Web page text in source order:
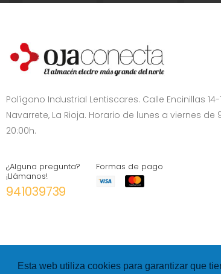
Esta web utiliza cookies para garantizar que
Polígono Industrial Lentiscares. Calle Encinillas 14-
Navarrete, La Rioja. Horario de lunes a viernes de
20:00h.
¿Alguna pregunta?
¡Llámanos!
941039739
Formas de pago
Hexer- All rights Reserved